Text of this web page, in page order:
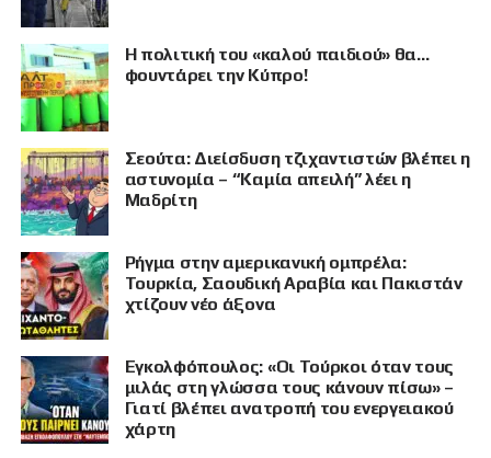
Η πολιτική του «καλού παιδιού» θα…
φουντάρει την Κύπρο!
Σεούτα: Διείσδυση τζιχαντιστών βλέπει η
αστυνομία – “Καμία απειλή” λέει η
Μαδρίτη
Ρήγμα στην αμερικανική ομπρέλα:
Τουρκία, Σαουδική Αραβία και Πακιστάν
χτίζουν νέο άξονα
Εγκολφόπουλος: «Οι Τούρκοι όταν τους
μιλάς στη γλώσσα τους κάνουν πίσω» –
Γιατί βλέπει ανατροπή του ενεργειακού
χάρτη